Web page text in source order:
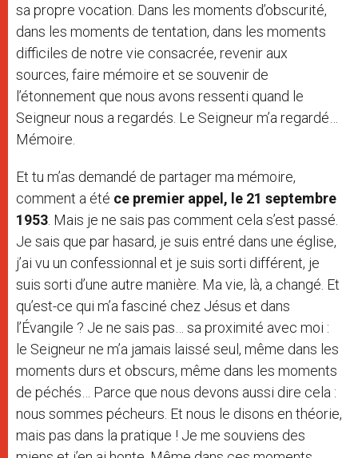
sa propre vocation. Dans les moments d’obscurité,
dans les moments de tentation, dans les moments
difficiles de notre vie consacrée, revenir aux
sources, faire mémoire et se souvenir de
l’étonnement que nous avons ressenti quand le
Seigneur nous a regardés. Le Seigneur m’a regardé…
Mémoire.
Et tu m’as demandé de partager ma mémoire,
comment a été ce premier appel, le 21 septembre
1953 . Mais je ne sais pas comment cela s’est passé.
Je sais que par hasard, je suis entré dans une église,
j’ai vu un confessionnal et je suis sorti différent, je
suis sorti d’une autre manière. Ma vie, là, a changé. Et
qu’est-ce qui m’a fasciné chez Jésus et dans
l’Évangile ? Je ne sais pas… sa proximité avec moi :
le Seigneur ne m’a jamais laissé seul, même dans les
moments durs et obscurs, même dans les moments
de péchés… Parce que nous devons aussi dire cela :
nous sommes pécheurs. Et nous le disons en théorie,
mais pas dans la pratique ! Je me souviens des